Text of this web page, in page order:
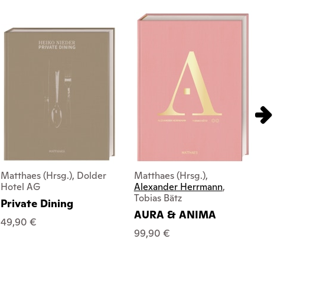
Matthaes (Hrsg.), Dolder
Hotel AG
Private Dining
49,90 €
Matthaes (Hrsg.),
Alexander Herrmann,
Tobias Bätz
AURA & ANIMA
99,90 €